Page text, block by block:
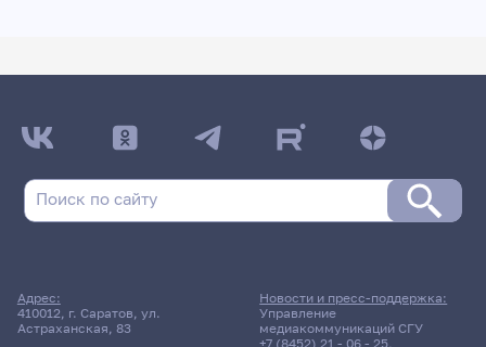
Адрес:
410012, г. Саратов, ул.
Астраханская, 83
Новости и пресс-поддержка:
Управление
медиакоммуникаций СГУ
+7 (8452) 21 - 06 - 25,